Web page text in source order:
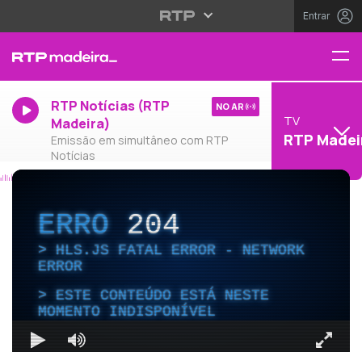
Entrar
RTP Notícias (RTP
Madeira)
Emissão em simultâneo com RTP
Notícias
NO AR
TV
RTP
ERRO204
HLS.JS FATAL ERROR - NETWORK
ERROR
ESTE CONTEÚDO ESTÁ NESTE
MOMENTO INDISPONÍVEL